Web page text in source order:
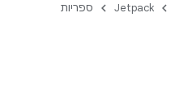
Jetpack ספריות